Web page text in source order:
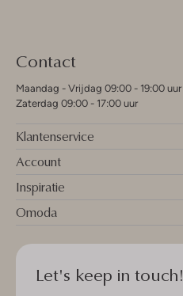
Contact
Maandag - Vrijdag 09:00 - 19:00 uur
Zaterdag 09:00 - 17:00 uur
Klantenservice
Account
Inspiratie
Omoda
Let's keep in touch!